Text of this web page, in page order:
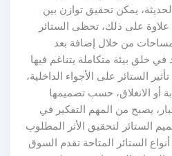
يمكن تحقيق توازن بين
على ذلك، تحظى الستائر
من خلال إضافة بعد
بيئة متكاملة يتناغم فيها
على الأجواء الداخلية،
الانغلاق، حسب تصميمها
يصبح من المهم التفكير في
الستائر لتحقيق الأثر المطلوب
الستائر المتاحة تقدم السوق